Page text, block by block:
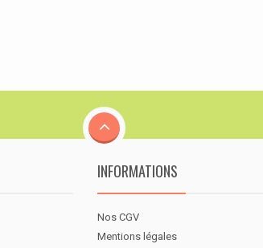
INFORMATIONS
Nos CGV
Mentions légales